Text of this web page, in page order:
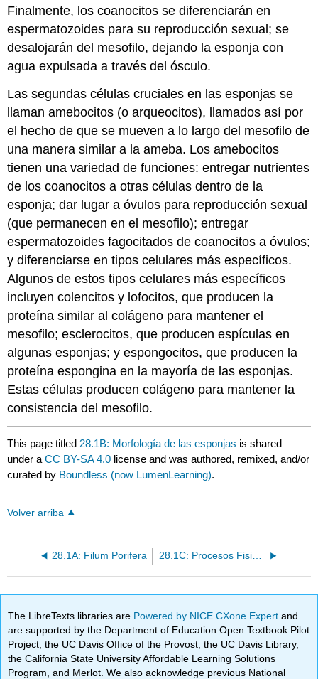
Finalmente, los coanocitos se diferenciarán en
espermatozoides para su reproducción sexual; se
desalojarán del mesofilo, dejando la esponja con
agua expulsada a través del ósculo.
Las segundas células cruciales en las esponjas se
llaman amebocitos (o arqueocitos), llamados así por
el hecho de que se mueven a lo largo del mesofilo de
una manera similar a la ameba. Los amebocitos
tienen una variedad de funciones: entregar nutrientes
de los coanocitos a otras células dentro de la
esponja; dar lugar a óvulos para reproducción sexual
(que permanecen en el mesofilo); entregar
espermatozoides fagocitados de coanocitos a óvulos;
y diferenciarse en tipos celulares más específicos.
Algunos de estos tipos celulares más específicos
incluyen colencitos y lofocitos, que producen la
proteína similar al colágeno para mantener el
mesofilo; esclerocitos, que producen espículas en
algunas esponjas; y espongocitos, que producen la
proteína espongina en la mayoría de las esponjas.
Estas células producen colágeno para mantener la
consistencia del mesofilo.
This page titled 28.1B: Morfología de las esponjas is shared
under aCC BY-SA 4.0 license and was authored, remixed, and/or
curated by Boundless (now LumenLearning).
Volver arriba
28.1A: Filum Porifera 28.1C: Procesos Fisiológicos en Esponjas
The LibreTexts libraries are Powered by NICE CXone Expertand
are supported by the Department of Education Open Textbook Pilot
Project, the UC Davis Office of the Provost, the UC Davis Library,
the California State University Affordable Learning Solutions
Program, and Merlot. We also acknowledge previous National